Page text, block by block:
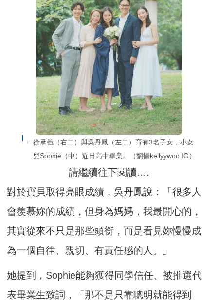
徐承義（右二）與吳丹鳳（左二）育有3名子女，小女
兒Sophie（中）近日高中畢業。（翻攝kellyywoo IG）
請繼續往下閱讀….
對於寶貝取得亮眼成績，吳丹鳳說：「很多人
會羨慕妳的成績，但身為媽媽，我最開心的，
其實從來不只是那些頭銜，而是看見妳慢慢成
為一個自律、親切、有責任感的人。」
她提到，Sophie能夠獲得同學信任、被推選代
表畢業生致詞，「那不是只靠聰明就能得到